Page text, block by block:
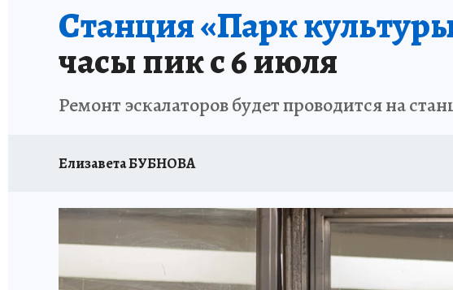
Станция «Парк
часы пик с 6 июля
Ремонт эскалаторов будет проводится на
Елизавета БУБНОВА